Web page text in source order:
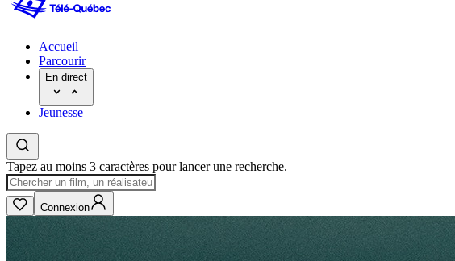
Accueil
Parcourir
En direct
Jeunesse
Tapez au moins 3 caractères pour lancer une recherche.
Connexion